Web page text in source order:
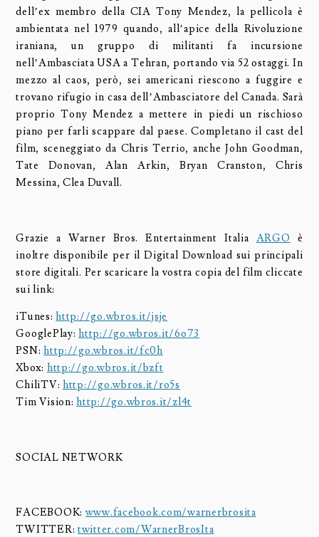
dell’ex membro della CIA Tony Mendez, la pellicola è
ambientata nel 1979 quando, all’apice della Rivoluzione
iraniana, un gruppo di militanti fa incursione
nell’Ambasciata USA a Tehran, portando via 52 ostaggi. In
mezzo al caos, però, sei americani riescono a fuggire e
trovano rifugio in casa dell’Ambasciatore del Canada. Sarà
proprio Tony Mendez a mettere in piedi un rischioso
piano per farli scappare dal paese. Completano il cast del
film, sceneggiato da Chris Terrio, anche John Goodman,
Tate Donovan, Alan Arkin, Bryan Cranston, Chris
Messina, Clea Duvall.
Grazie a Warner Bros. Entertainment Italia ARGO è
inoltre disponibile per il Digital Download sui principali
store digitali. Per scaricare la vostra copia del film cliccate
sui link:
iTunes:http://go.wbros.it/jsje
GooglePlay:http://go.wbros.it/6o73
PSN:http://go.wbros.it/fc0h
Xbox: http://go.wbros.it/bzft
ChiliTV:http://go.wbros.it/ro5s
Tim Vision:http://go.wbros.it/zl4t
SOCIAL NETWORK
FACEBOOK:www.facebook.com/warnerbrosita
TWITTER:twitter.com/WarnerBrosIta